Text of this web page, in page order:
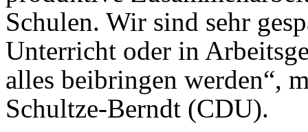
Schulen. Wir sind sehr
Unterricht oder in
alles beibringen werden“,
Schultze-Berndt (CDU).